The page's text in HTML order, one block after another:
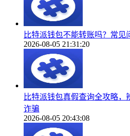
比特派钱包不能转账吗？常见
2026-08-05 21:31:20
比特派钱包真假查询全攻略，
诈骗
2026-08-05 20:43:08